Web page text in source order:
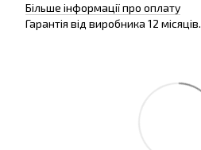
Більше інформації про оплату
Гарантія від виробника 12 місяців.